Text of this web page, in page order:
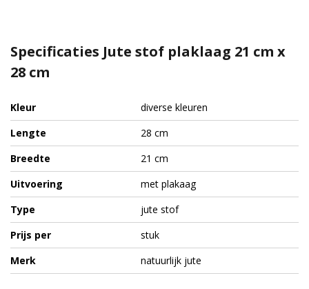
Specificaties Jute stof plaklaag 21 cm x
28 cm
Kleur
diverse kleuren
Lengte
28 cm
Breedte
21 cm
Uitvoering
met plakaag
Type
jute stof
Prijs per
stuk
Merk
natuurlijk jute